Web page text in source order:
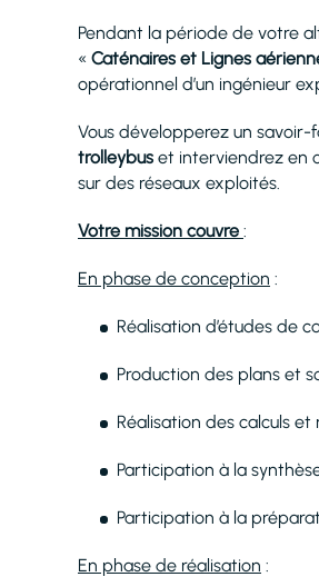
Pendant la période de votre
« Caténaires et Lignes
opérationnel d’un ingénieur
Vous développerez un
trolleybus et interviendrez en
sur des réseaux exploités.
Votre mission couvre :
En phase de conception :
Réalisation d’études de
Production des plans et
Réalisation des calculs
Participation à la
Participation à la
En phase de réalisation :